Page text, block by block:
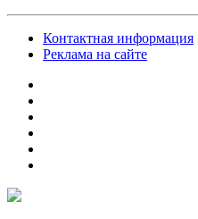
Контактная информация
Реклама на сайте